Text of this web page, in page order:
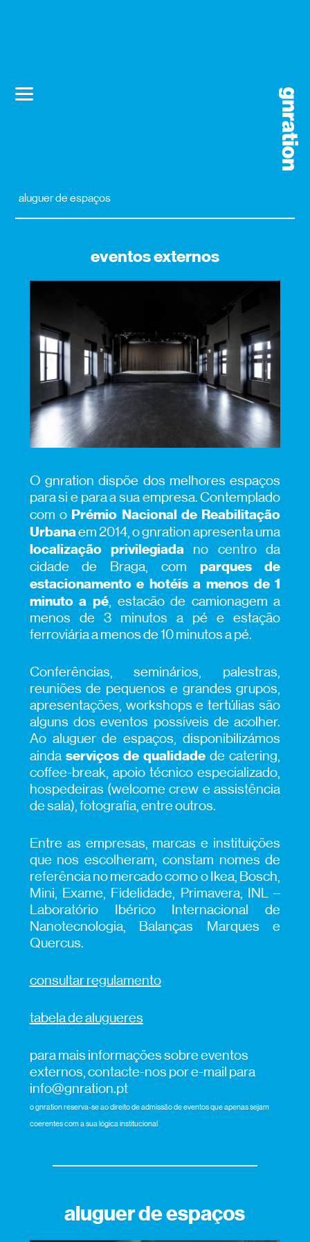
aluguer de espaços
eventos externos
O gnration dispõe dos melhores espaços
para si e para a sua empresa. Contemplado
com o Prémio Nacional de Reabilitação
Urbanaem 2014, o gnration apresenta uma
localização privilegiada no centro da
cidade de Braga, com parques de
estacionamento e hotéis a menos de 1
minuto a pé, estacão de camionagem a
menos de 3 minutos a pé e estação
ferroviária a menos de 10 minutos a pé.
Conferências, seminários, palestras,
reuniões de pequenos e grandes grupos,
apresentações, workshops e tertúlias são
alguns dos eventos possíveis de acolher.
Ao aluguer de espaços, disponibilizámos
ainda serviços de qualidade de catering,
coffee-break, apoio técnico especializado,
hospedeiras (welcome crew e assistência
de sala), fotografia, entre outros.
Entre as empresas, marcas e instituições
que nos escolheram, constam nomes de
referência no mercado como o Ikea, Bosch,
Mini, Exame, Fidelidade, Primavera, INL –
Laboratório Ibérico Internacional de
Nanotecnologia, Balanças Marques e
Quercus.
consultar regulamento
tabela de alugueres
para mais informações sobre eventos
externos, contacte-nos por e-mail para
info@gnration.pt
o gnration reserva-se ao direito de admissão de eventos que apenas sejam
coerentes com a sua lógica institucional
aluguer de espaços